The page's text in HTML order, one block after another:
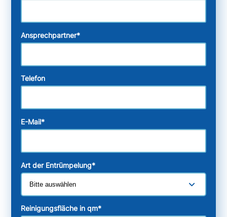
Ansprechpartner*
Telefon
E-Mail*
Art der Entrümpelung*
Reinigungsfläche in qm*